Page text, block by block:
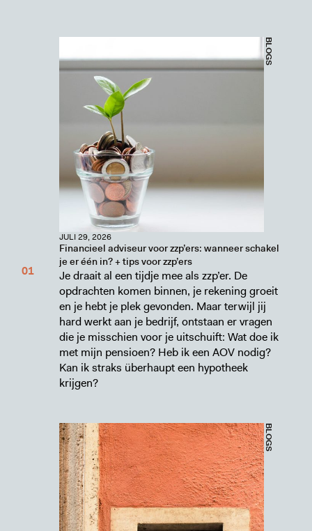
BLOGS
JULI 29, 2026
Financieel adviseur voor zzp’ers: wanneer schakel
je er één in? + tips voor zzp’ers
Je draait al een tijdje mee als zzp’er. De
opdrachten komen binnen, je rekening groeit
en je hebt je plek gevonden. Maar terwijl jij
hard werkt aan je bedrijf, ontstaan er vragen
die je misschien voor je uitschuift: Wat doe ik
met mijn pensioen? Heb ik een AOV nodig?
Kan ik straks überhaupt een hypotheek
krijgen?
BLOGS